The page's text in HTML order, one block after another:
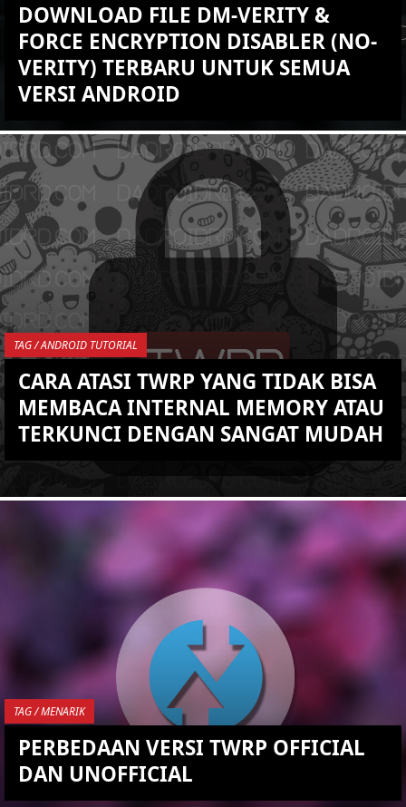
DOWNLOAD FILE DM-VERITY &
FORCE ENCRYPTION DISABLER (NO-
VERITY) TERBARU UNTUK SEMUA
VERSI ANDROID
KEMBALI KE ATAS
YOU ARE VIEWING MOST
RECENT POST
TAG / ANDROID TUTORIAL
CARA ATASI TWRP YANG TIDAK BISA
MEMBACA INTERNAL MEMORY ATAU
TERKUNCI DENGAN SANGAT MUDAH
KEMBALI KE ATAS
YOU ARE VIEWING MOST
RECENT POST
TAG / MENARIK
PERBEDAAN VERSI TWRP OFFICIAL
DAN UNOFFICIAL